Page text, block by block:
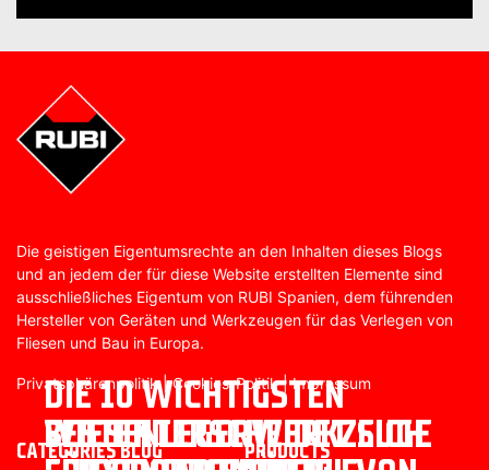
WIE UNTERSCHEIDET SICH
BESTER
DIE 10 WICHTIGSTEN
FLIESENLEGERWERKZEUGE
Die geistigen Eigentumsrechte an den Inhalten dieses Blogs
und an jedem der für diese Website erstellten Elemente sind
ausschließliches Eigentum von RUBI Spanien, dem führenden
Hersteller von Geräten und Werkzeugen für das Verlegen von
Fliesen und Bau in Europa.
Privatsphärenpolitik|Cookies-Politik|Impressum
CATEGORIES BLOG PRODUCTS